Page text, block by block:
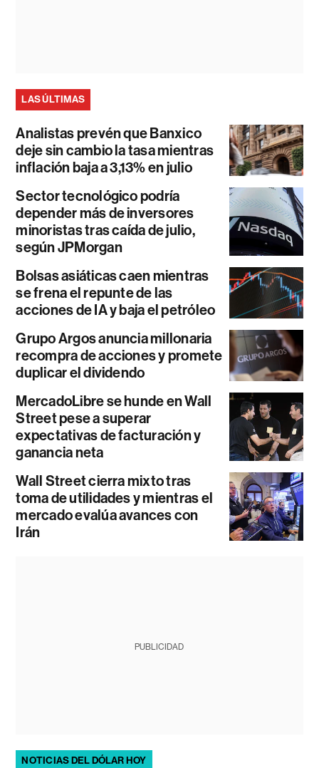
LAS ÚLTIMAS
Analistas prevén que Banxico
deje sin cambio la tasa mientras
inflación baja a 3,13% en julio
Sector tecnológico podría
depender más de inversores
minoristas tras caída de julio,
según JPMorgan
Bolsas asiáticas caen mientras
se frena el repunte de las
acciones de IA y baja el petróleo
Grupo Argos anuncia millonaria
recompra de acciones y promete
duplicar el dividendo
MercadoLibre se hunde en Wall
Street pese a superar
expectativas de facturación y
ganancia neta
Wall Street cierra mixto tras
toma de utilidades y mientras el
mercado evalúa avances con
Irán
PUBLICIDAD
NOTICIAS DEL DÓLAR HOY